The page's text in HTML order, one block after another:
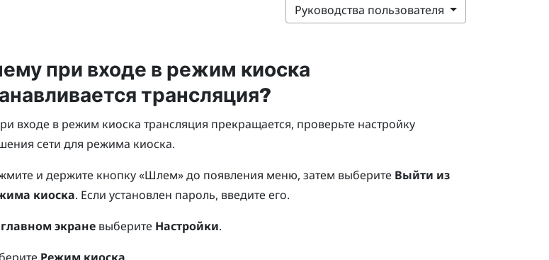
Руководства пользователя
при входе в режим киоска
трансляция?
входе в режим киоска трансляция прекращается, проверьте настройку
сети для режима киоска.
и держите кнопку «Шлем» до появления меню, затем выберите Выйти из
киоска. Если установлен пароль, введите его.
главном экраневыберите Настройки.